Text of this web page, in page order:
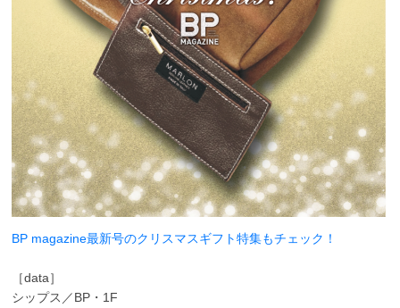
BP magazine最新号のクリスマスギフト特集もチェック！
［data］
シップス／BP・1F